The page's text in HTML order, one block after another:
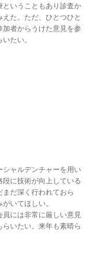
ということもあり診査か
た。ただ、ひとつひと
者からうけた意見を参
たい。
ャルデンチャーを用い
に技術が向上している
だ深く行われておら
いてほしい。
員には非常に厳しい意見
いたい。来年も素晴ら